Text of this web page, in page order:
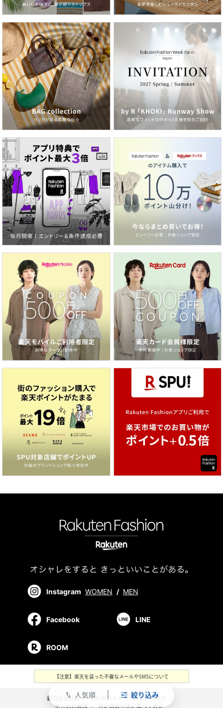
swap_vert 人気順 絞り込み
Instagram WOMEN / MEN
Facebook LINE
ROOM
【注意】楽天を装った不審なメールやSMSについて
新規会員登録 ／ ご利用ガイド ／ お問い合わせ
法人のお客様 ／ 特定商取引法に基づく表記